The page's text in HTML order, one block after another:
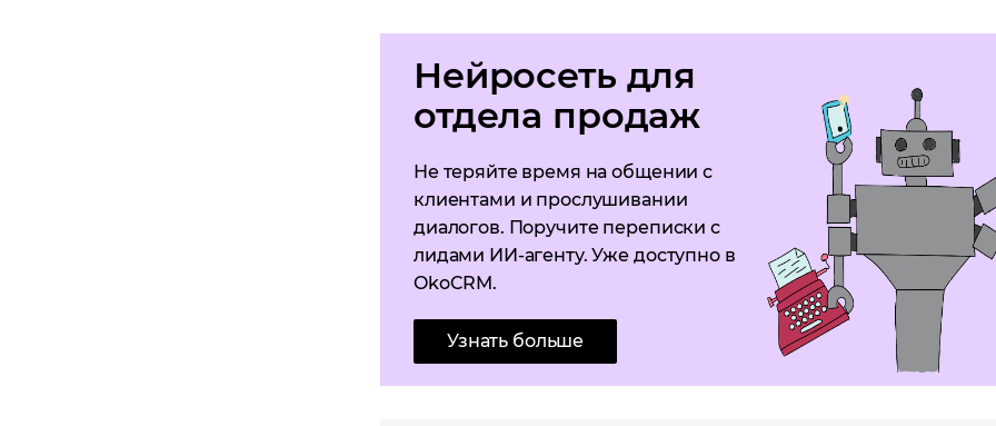
Нейросеть для
отдела продаж
Не теряйте время на общении с
клиентами и прослушивании
диалогов. Поручите переписки с
лидами ИИ-агенту. Уже доступно в
OkoCRM.
Узнать больше